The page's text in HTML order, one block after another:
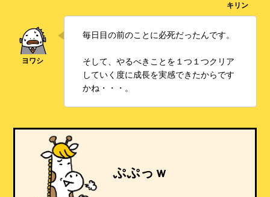
毎日目の前のことに必死だったんです。
そして、やるべきことを１つ１つクリア
していく度に成長を実感できたからです
かね・・・。
ぷぷっｗ